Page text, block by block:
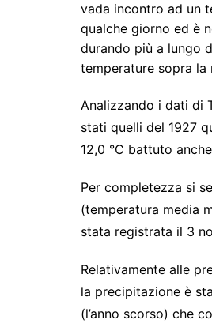
vada incontro ad un
qualche giorno ed è
durando più a lungo
temperature sopra la
Analizzando i dati di
stati quelli del 1927
12,0 °C battuto
Per completezza si
(temperatura media
stata registrata il 3
Relativamente alle
la precipitazione è
(l’anno scorso) che